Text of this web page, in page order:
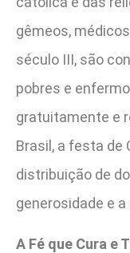
gêmeos,
século III, são
pobres e
gratuitamente e
Brasil, a festa de
distribuição de
generosidade e
A Fé que Cura e